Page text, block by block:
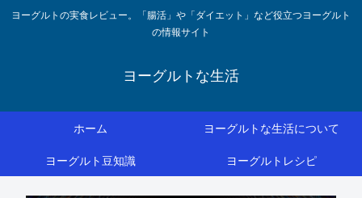
ヨーグルトの実食レビュー。「腸活」や「ダイエット」など役立つヨーグルト
の情報サイト
ヨーグルトな生活
ホーム
ヨーグルトな生活について
ヨーグルト豆知識
ヨーグルトレシピ